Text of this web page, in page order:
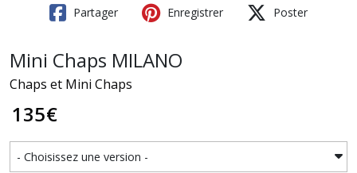
Partager Enregistrer Poster
Mini Chaps MILANO
Chaps et Mini Chaps
135€